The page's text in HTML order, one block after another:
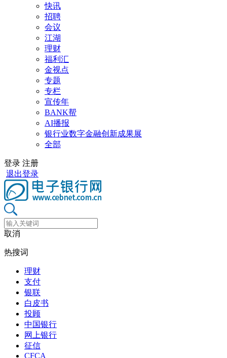
快讯
招聘
会议
江湖
理财
福利汇
金视点
专题
专栏
宣传年
BANK帮
AI播报
银行业数字金融创新成果展
全部
登录 注册
退出登录
取消
热搜词
理财
支付
银联
白皮书
投顾
中国银行
网上银行
征信
CFCA